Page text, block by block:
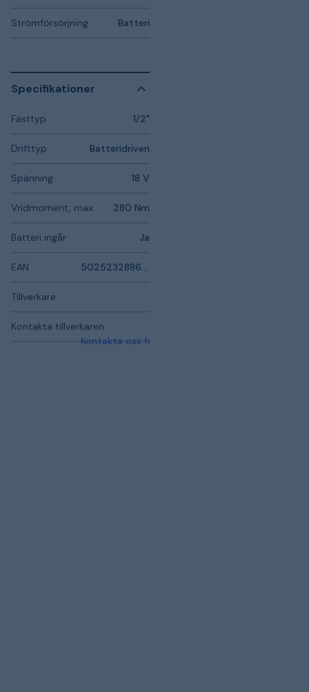
Strömförsörjning Batteri
Specifikationer
Fästtyp 1/2"
Drifttyp Batteridriven
Spänning 18 V
Vridmoment, max 280 Nm
Batteri ingår Ja
EAN
Tillverkare
Kontakta tillverkaren
Kontakta oss för mer information